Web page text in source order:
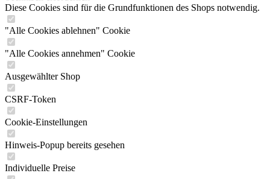
Diese Cookies sind für die Grundfunktionen des Shops notwendig.
"Alle Cookies ablehnen" Cookie
"Alle Cookies annehmen" Cookie
Ausgewählter Shop
CSRF-Token
Cookie-Einstellungen
Hinweis-Popup bereits gesehen
Individuelle Preise